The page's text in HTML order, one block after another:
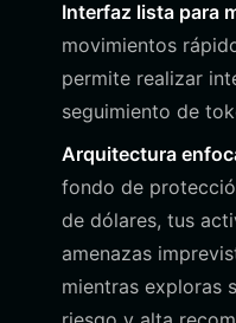
Interfaz lista para
movimientos
permite realizar
seguimiento de
Arquitectura
fondo de
de dólares, tus
amenazas
mientras exploras